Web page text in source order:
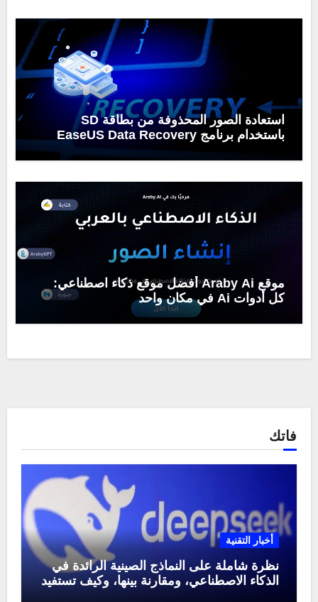
استعادة الصور المحذوفة من بطاقة SD
باستخدام برنامج EaseUS Data Recovery
موقع Araby Ai أفضل موقع ذكاء اصطناعي:
كل أدوات Ai في مكان واحد
فاتك
أخبار التقنية
نظرة شاملة على النماذج الصينية الرائدة في
الذكاء الاصطناعي، ومقارنة بينها، وكيف تستفيد